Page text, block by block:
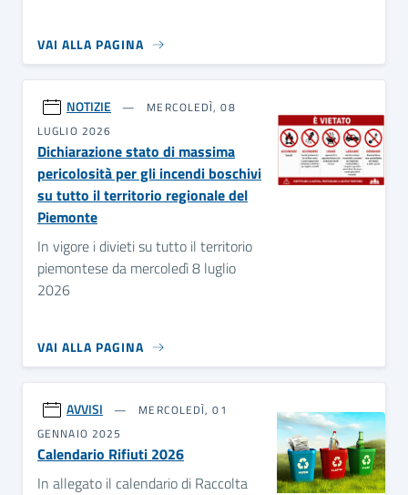
VAI ALLA PAGINA
NOTIZIE
MERCOLEDÌ, 08
LUGLIO 2026
Dichiarazione stato di massima
pericolosità per gli incendi boschivi
su tutto il territorio regionale del
Piemonte
In vigore i divieti su tutto il territorio
piemontese da mercoledì 8 luglio
2026
VAI ALLA PAGINA
AVVISI
MERCOLEDÌ, 01
GENNAIO 2025
Calendario Rifiuti 2026
In allegato il calendario di Raccolta